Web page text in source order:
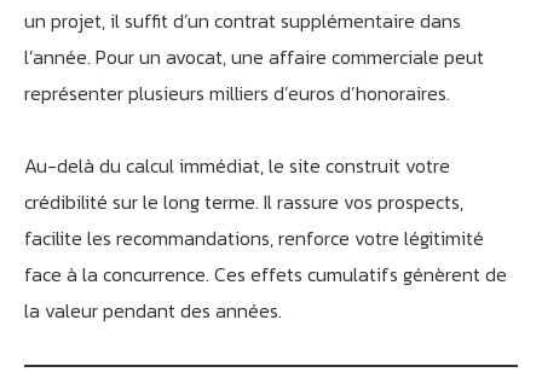
un projet, il suffit d’un contrat supplémentaire dans
l’année. Pour un avocat, une affaire commerciale peut
représenter plusieurs milliers d’euros d’honoraires.
Au-delà du calcul immédiat, le site construit votre
crédibilité sur le long terme. Il rassure vos prospects,
facilite les recommandations, renforce votre légitimité
face à la concurrence. Ces effets cumulatifs génèrent de
la valeur pendant des années.